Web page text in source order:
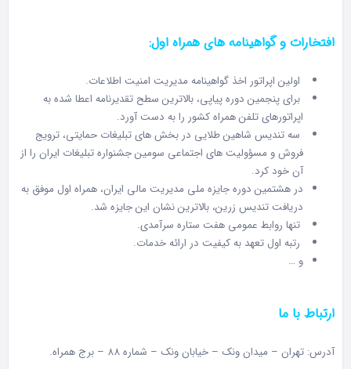
افتخارات و گواهینامه های همراه اول:
اولین اپراتور اخذ گواهینامه مدیریت امنیت اطلاعات.
برای پنجمین دوره پیاپی، بالاترین سطح تقدیرنامه اعطا شده به
اپراتورهای تلفن همراه کشور را به دست آورد.
سه تندیس شاهین طلایی در بخش های تبلیغات حمایتی، ترویج
فروش و مسؤولیت های اجتماعی سومین جشنواره تبلیغات ایران را از
آن خود کرد.
در هشتمین دوره جایزه ملی مدیریت مالی ایران، همراه اول موفق به
دریافت تندیس زرین، بالاترین نشان این جایزه شد.
تنها روابط عمومی هفت ستاره سرآمدی.
رتبه اول تعهد به کیفیت در ارائه خدمات.
و …
ارتباط با ما
آدرس: تهران – ميدان ونک – خيابان ونک – شماره 88 – برج همراه.